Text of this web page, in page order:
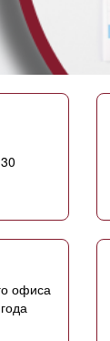
офиса